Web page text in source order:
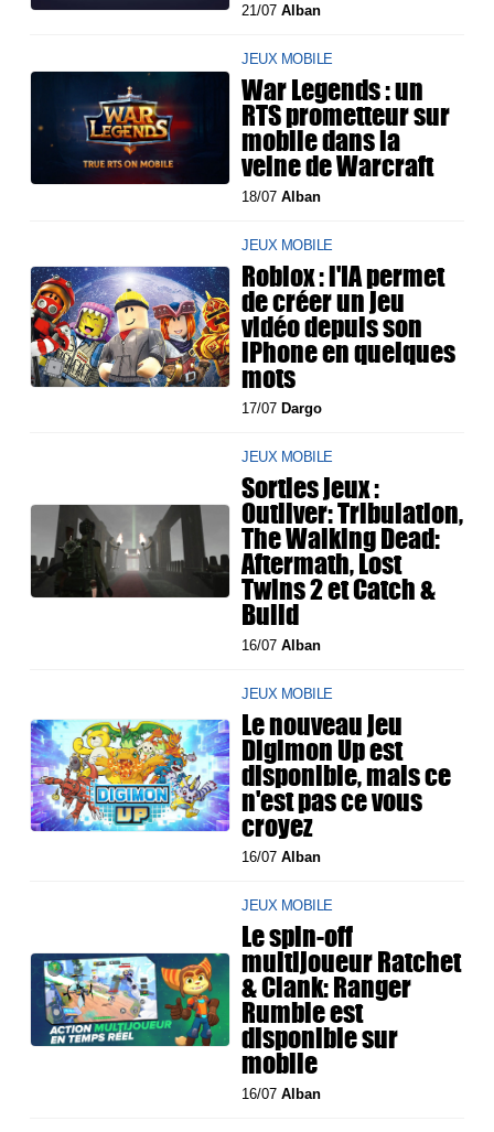
21/07Alban
JEUX MOBILE
War Legends : un
RTS prometteur sur
mobile dans la
veine de Warcraft
18/07Alban
JEUX MOBILE
Roblox : l'IA permet
de créer un jeu
vidéo depuis son
iPhone en quelques
mots
17/07 Dargo
JEUX MOBILE
Sorties jeux :
Outliver: Tribulation,
The Walking Dead:
Aftermath, Lost
Twins 2 et Catch &
Build
16/07Alban
JEUX MOBILE
Le nouveau jeu
Digimon Up est
disponible, mais ce
n'est pas ce vous
croyez
16/07Alban
JEUX MOBILE
Le spin-off
multijoueur Ratchet
& Clank: Ranger
Rumble est
disponible sur
mobile
16/07Alban